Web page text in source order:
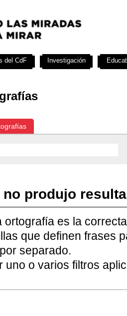
no produjo
ortografía es la
que definen frases
separado.
uno o varios filtros
del CdF Investigación